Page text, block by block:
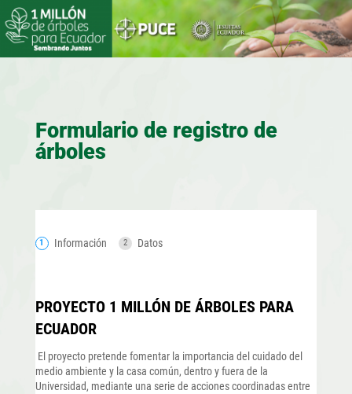
Formulario de registro de
árboles
Información Datos
PROYECTO 1 MILLÓN DE ÁRBOLES PARA
ECUADOR
El proyecto pretende fomentar la importancia del cuidado del
medio ambiente y la casa común, dentro y fuera de la
Universidad, mediante una serie de acciones coordinadas entre